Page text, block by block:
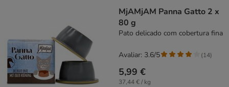
MjAMjAM Panna Gatto 2 x
80 g
Pato delicado com cobertura fina
5,99 €
37,44 € / kg
Avaliar: 3.6/5 (14)